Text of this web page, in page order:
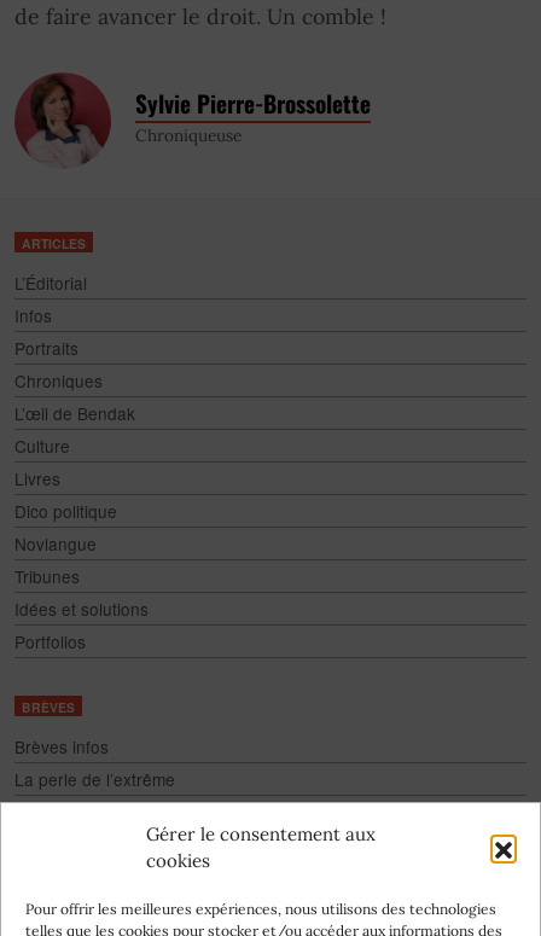
Gérer le consentement aux
cookies
Pour offrir les meilleures expériences, nous utilisons des technologies
telles que les cookies pour stocker et/ou accéder aux informations des
de faire avancer le droit. Un comble !
Sylvie Pierre-Brossolette
Chroniqueuse
ARTICLES
L’Éditorial
Infos
Portraits
Chroniques
L’œil de Bendak
Culture
Livres
Dico politique
Novlangue
Tribunes
Idées et solutions
Portfolios
BRÈVES
Brèves infos
La perle de l’extrême
Fake
Culture pour tous